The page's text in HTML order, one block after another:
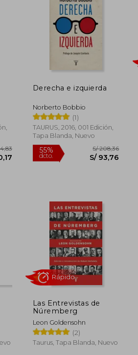
Derecha e izquierda
Norberto Bobbio
(1)
TAURUS, 2016, 001 Edición,
Tapa Blanda, Nuevo
55%
dcto.
Las Entrevistas de
Núremberg
Leon Goldensohn
(2)
Taurus, Tapa Blanda, Nuevo